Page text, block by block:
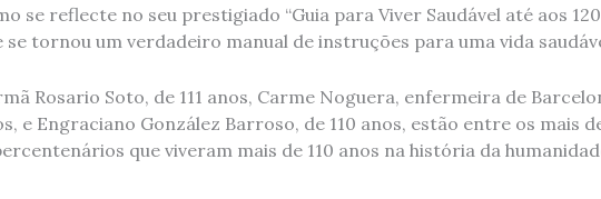
se reflecte no seu prestigiado “Guia para Viver Saudável até aos
se tornou um verdadeiro manual de instruções para uma vida
Rosario Soto, de 111 anos, Carme Noguera, enfermeira de
e Engraciano González Barroso, de 110 anos, estão entre os mais
que viveram mais de 110 anos na história da